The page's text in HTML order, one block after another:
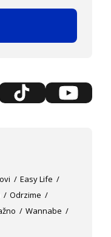
Easy Life
Odrzime
Wannabe